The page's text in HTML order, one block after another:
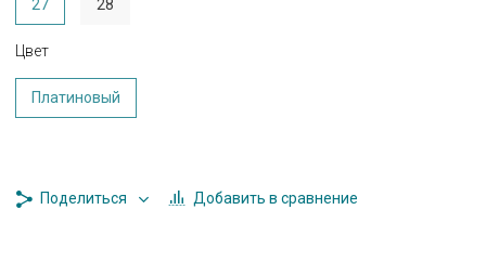
27 28
Цвет
Платиновый
Поделиться Добавить в сравнение